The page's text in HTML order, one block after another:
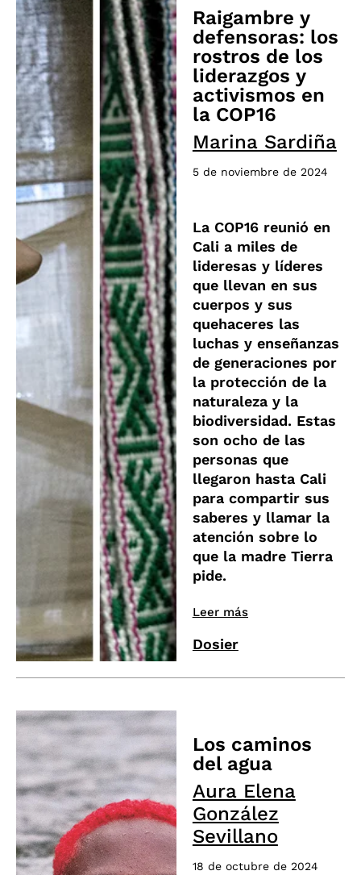
Raigambre y
defensoras: los
rostros de los
liderazgos y
activismos en
la COP16
Marina Sardiña
5 de noviembre de 2024
La COP16 reunió en
Cali a miles de
lideresas y líderes
que llevan en sus
cuerpos y sus
quehaceres las
luchas y enseñanzas
de generaciones por
la protección de la
naturaleza y la
biodiversidad. Estas
son ocho de las
personas que
llegaron hasta Cali
para compartir sus
saberes y llamar la
atención sobre lo
que la madre Tierra
pide.
Leer más
Dosier
Los caminos
del agua
Aura Elena
González
Sevillano
18 de octubre de 2024